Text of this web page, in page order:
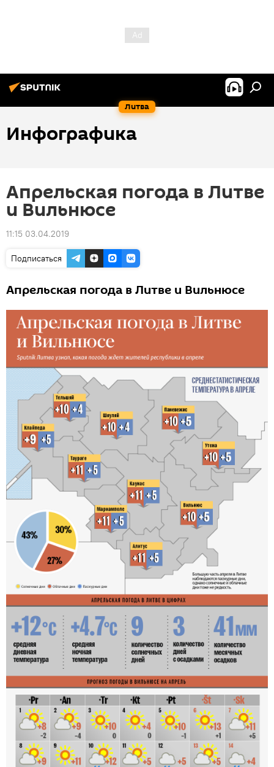
Литва
Инфографика
Апрельская погода в Литве
и Вильнюсе
11:15 03.04.2019
Подписаться
Апрельская погода в Литве и Вильнюсе